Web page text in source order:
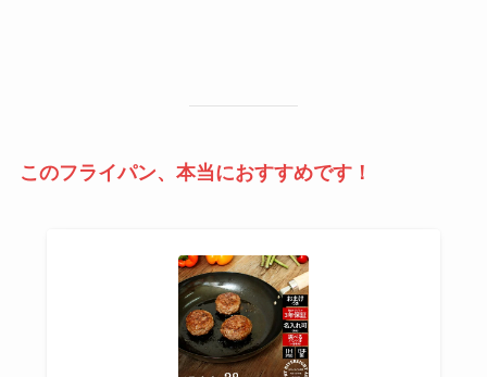
このフライパン、本当におすすめです！